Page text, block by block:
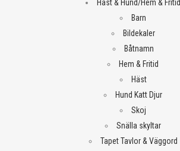
Häst & Hund/Hem & Fritid
Barn
Bildekaler
Båtnamn
Hem & Fritid
Häst
Hund Katt Djur
Skoj
Snälla skyltar
Tapet Tavlor & Väggord